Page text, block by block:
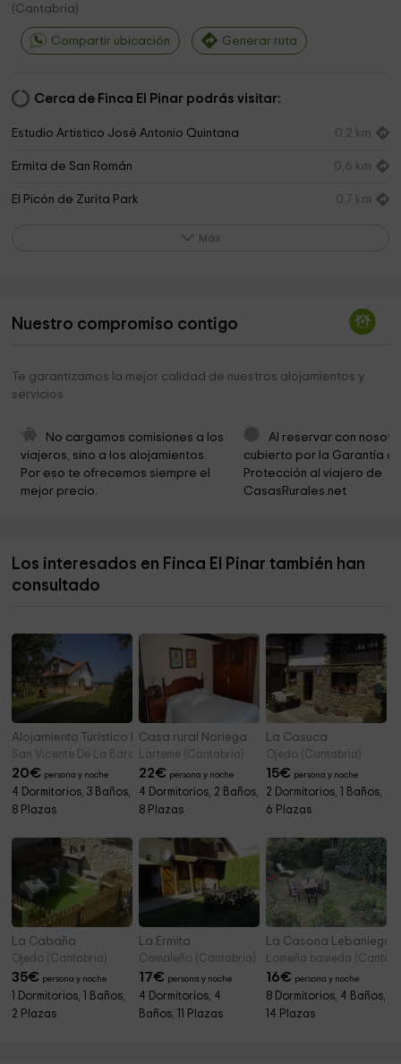
(Cantabria)
Compartir ubicación Generar ruta
Cerca de Finca El Pinar podrás visitar:
Estudio Artistico José Antonio Quintana 0,2 km
Ermita de San Román 0,6 km
El Picón de Zurita Park 0,7 km
Ermita de San Lorenzo 2,0 km
Kinbamba
CITY COUNCIL PIÉLAGOS
Iglesia de San Vicente
Cementerio Municipal de Vioño de Piélagos 2,9 km
Asociación de Muñecos en la Historia -
Exposiciones Maldeman
3,3 km
Más
Nuestro compromiso contigo
Te garantizamos la mejor calidad de nuestros alojamientos y
servicios
No cargamos comisiones a los
viajeros, sino a los alojamientos.
Por eso te ofrecemos siempre el
mejor precio.
Al reservar con
cubierto por la Garantía
Protección al viajero de
CasasRurales.net
Los interesados en Finca El Pinar también han
consultado
Alojamiento Turístico El Castro
San Vicente De La Barquera (Cantabria)
20€ persona y noche
4 Dormitorios, 3 Baños,
8 Plazas
Casa rural Noriega
Larteme (Cantabria)
22€ persona y noche
4 Dormitorios, 2 Baños,
8 Plazas
La Casuca
Ojedo (Cantabria)
15€ persona y noche
2 Dormitorios, 1 Baños,
6 Plazas
La Cabaña
Ojedo (Cantabria)
35€ persona y noche
1 Dormitorios, 1 Baños,
2 Plazas
La Ermita
Camaleño (Cantabria)
17€ persona y noche
4 Dormitorios, 4
Baños, 11 Plazas
La Casona Lebaniega
Lomeña basieda
16€ persona y noche
8 Dormitorios, 4 Baños,
14 Plazas